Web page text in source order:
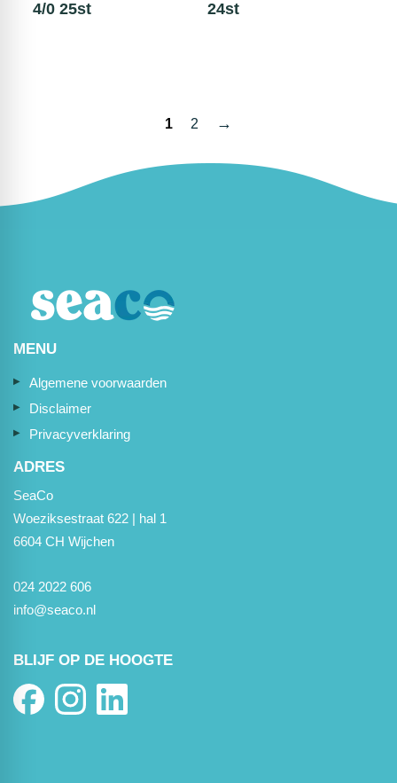
4/0 25st
24st
1 2 →
MENU
Algemene voorwaarden
Disclaimer
Privacyverklaring
ADRES
SeaCo
Woeziksestraat 622 | hal 1
6604 CH Wijchen
024 2022 606
info@seaco.nl
BLIJF OP DE HOOGTE